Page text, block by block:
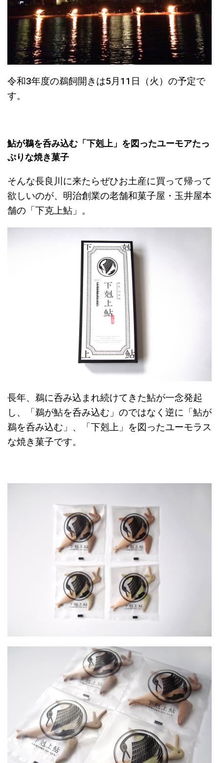
令和3年度の鵜飼開きは5月11日（火）の予定で
す。
鮎が鵜を呑み込む「下剋上」を図ったユーモアたっ
ぷりな焼き菓子
そんな長良川に来たらぜひお土産に買って帰って
欲しいのが、明治創業の老舗和菓子屋・玉井屋本
舗の「下克上鮎」。
長年、鵜に呑み込まれ続けてきた鮎が一念発起
し、「鵜が鮎を呑み込む」のではなく逆に「鮎が
鵜を呑み込む」、「下剋上」を図ったユーモラス
な焼き菓子です。